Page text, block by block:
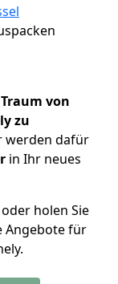
von
zu
werden dafür
in Ihr neues
oder holen Sie
Angebote für